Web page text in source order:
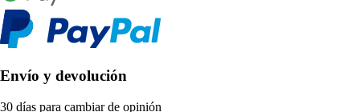
Envío y devolución
30 días para cambiar de opinión